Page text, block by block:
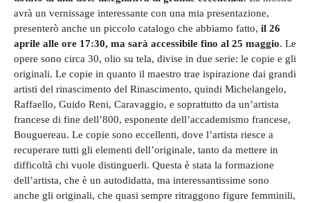
avrà un vernissage interessante con una mia presentazione,
presenterò anche un piccolo catalogo che abbiamo fatto, il 26
aprile alle ore 17:30, ma sarà accessibile fino al 25 maggio. Le
opere sono circa 30, olio su tela, divise in due serie: le copie e gli
originali. Le copie in quanto il maestro trae ispirazione dai grandi
artisti del rinascimento del Rinascimento, quindi Michelangelo,
Raffaello, Guido Reni, Caravaggio, e soprattutto da un’artista
francese di fine dell’800, esponente dell’accademismo francese,
Bouguereau. Le copie sono eccellenti, dove l’artista riesce a
recuperare tutti gli elementi dell’originale, tanto da mettere in
difficoltà chi vuole distinguerli. Questa è stata la formazione
dell’artista, che è un autodidatta, ma interessantissime sono
anche gli originali, che quasi sempre ritraggono figure femminili,